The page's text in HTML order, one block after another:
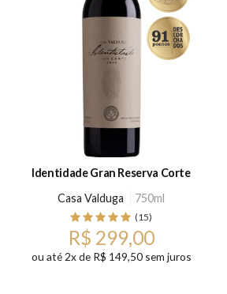
Identidade Gran Reserva Corte
Casa Valduga
750ml
(15)
R$ 299,00
ou até 2x de R$ 149,50 sem juros